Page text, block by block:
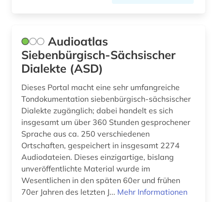
Audioatlas
Siebenbürgisch-Sächsischer
Dialekte (ASD)
Dieses Portal macht eine sehr umfangreiche
Tondokumentation siebenbürgisch-sächsischer
Dialekte zugänglich; dabei handelt es sich
insgesamt um über 360 Stunden gesprochener
Sprache aus ca. 250 verschiedenen
Ortschaften, gespeichert in insgesamt 2274
Audiodateien. Dieses einzigartige, bislang
unveröffentlichte Material wurde im
Wesentlichen in den späten 60er und frühen
70er Jahren des letzten J... Mehr Informationen